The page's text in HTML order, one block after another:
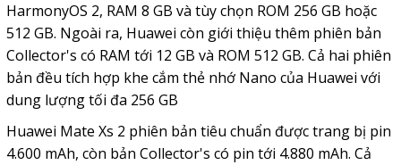
HarmonyOS 2, RAM 8 GB và tùy chọn ROM 256 GB hoặc
512 GB. Ngoài ra, Huawei còn giới thiệu thêm phiên bản
Collector's có RAM tới 12 GB và ROM 512 GB. Cả hai phiên
bản đều tích hợp khe cắm thẻ nhớNano của Huawei với
dung lượng tối đa 256 GB
Huawei Mate Xs 2 phiên bản tiêu chuẩn được trang bị pin
4.600 mAh, còn bản Collector's có pin tới 4.880 mAh. Cả